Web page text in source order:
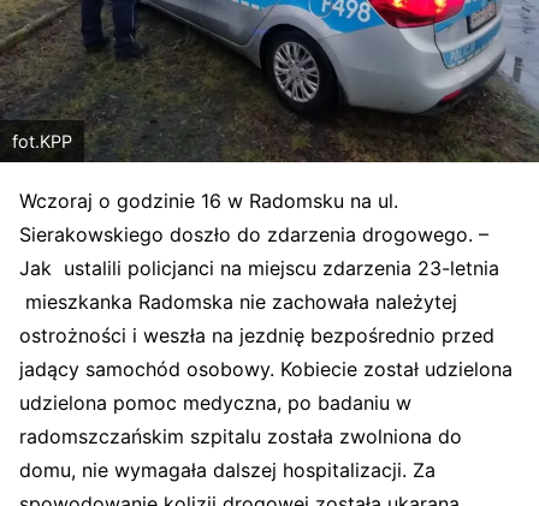
fot.KPP
Wczoraj o godzinie 16 w Radomsku na ul.
Sierakowskiego doszło do zdarzenia drogowego. –
Jak ustalili policjanci na miejscu zdarzenia 23-letnia
mieszkanka Radomska nie zachowała należytej
ostrożności i weszła na jezdnię bezpośrednio przed
jadący samochód osobowy. Kobiecie został udzielona
udzielona pomoc medyczna, po badaniu w
radomszczańskim szpitalu została zwolniona do
domu, nie wymagała dalszej hospitalizacji. Za